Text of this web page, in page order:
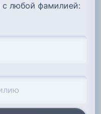
с любой фамилией: